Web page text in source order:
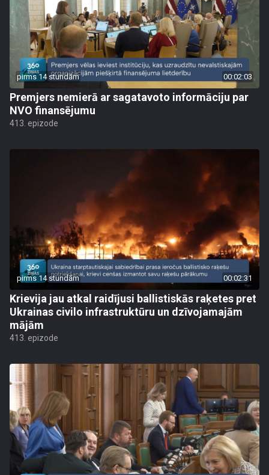
pirms 14 stundām 00:02:03
Premjers nemierā ar sagatavoto informāciju par
NVO finansējumu
413. epizode
pirms 14 stundām 00:02:31
Krievija jau atkal raidījusi ballistiskās raķetes pret
Ukrainas civilo infrastruktūru un dzīvojamajām
mājām
413. epizode